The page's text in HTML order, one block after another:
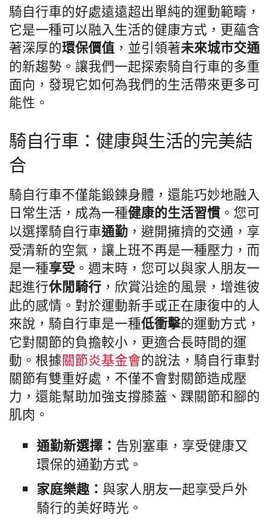
騎自行車的好處遠遠超出單純的運動範疇，
它是一種可以融入生活的健康方式，更蘊含
著深厚的環保價值 ，並引領著未來城市交通
的新趨勢。讓我們一起探索騎自行車的多重
面向，發現它如何為我們的生活帶來更多可
能性。
騎自行車：健康與生活的完美結
合
騎自行車不僅能鍛鍊身體，還能巧妙地融入
日常生活，成為一種健康的生活習慣 。您可
以選擇騎自行車通勤 ，避開擁擠的交通，享
受清新的空氣，讓上班不再是一種壓力，而
是一種享受 。週末時，您可以與家人朋友一
起進行休閒騎行 ，欣賞沿途的風景，增進彼
此的感情。對於運動新手或正在康復中的人
來說，騎自行車是一種低衝擊的運動方式，
它對關節的負擔較小，更適合長時間的運
動。根據關節炎基金會的說法，騎自行車對
關節有雙重好處，不僅不會對關節造成壓
力，還能幫助加強支撐膝蓋、踝關節和腳的
肌肉。
通勤新選擇： 告別塞車，享受健康又
環保的通勤方式。
家庭樂趣： 與家人朋友一起享受戶外
騎行的美好時光。